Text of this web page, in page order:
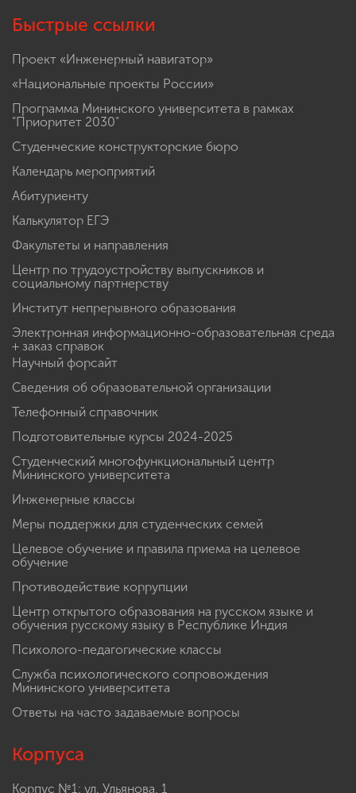
Быстрые ссылки
Проект «Инженерный навигатор»
«Национальные проекты России»
Программа Мининского университета в рамках
"Приоритет 2030"
Студенческие конструкторские бюро
Календарь мероприятий
Абитуриенту
Калькулятор ЕГЭ
Факультеты и направления
Центр по трудоустройству выпускников и
социальному партнерству
Институт непрерывного образования
Электронная информационно-образовательная среда
+ заказ справок
Научный форсайт
Сведения об образовательной организации
Телефонный справочник
Подготовительные курсы 2024-2025
Студенческий многофункциональный центр
Мининского университета
Инженерные классы
Меры поддержки для студенческих семей
Целевое обучение и правила приема на целевое
обучение
Противодействие коррупции
Центр открытого образования на русском языке и
обучения русскому языку в Республике Индия
Психолого-педагогические классы
Служба психологического сопровождения
Мининского университета
Ответы на часто задаваемые вопросы
Корпуса
Корпус №1: ул. Ульянова, 1